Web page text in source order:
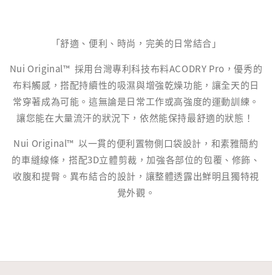
「舒適、便利、時尚，完美的日常結合」
Nui Original™ 採用台灣專利科技布料ACODRY Pro，優秀的
布料觸感，搭配持續性的吸濕與增強乾燥功能，讓全天的日
常穿著成為可能。這無論是日常工作或高強度的運動訓練。
讓您能在大量流汗的狀況下，依然能保持最舒適的狀態！
Nui Original™ 以一貫的便利置物側口袋設計，和素雅簡約
的車縫線條，搭配3D立體剪裁，加強各部位的包覆、修飾、
收腹和提臀。異布結合的設計，讓整體透露出鮮明且獨特視
覺外觀。